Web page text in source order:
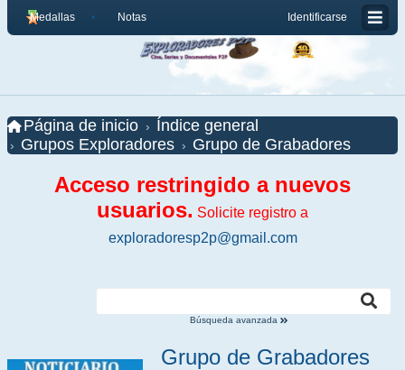
Identificarse
Medallas Notas
Página de inicio
Índice general
Grupos Exploradores
Grupo de Grabadores
Acceso restringido a nuevos
usuarios. Solicite registro a
exploradoresp2p@gmail.com
Búsqueda avanzada
Grupo de Grabadores